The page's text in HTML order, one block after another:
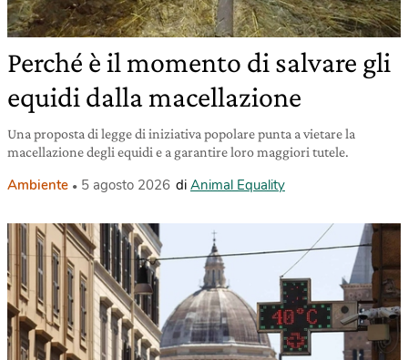
Perché è il momento di salvare gli
equidi dalla macellazione
Una proposta di legge di iniziativa popolare punta a vietare la
macellazione degli equidi e a garantire loro maggiori tutele.
Ambiente 5 agosto 2026 di Animal Equality